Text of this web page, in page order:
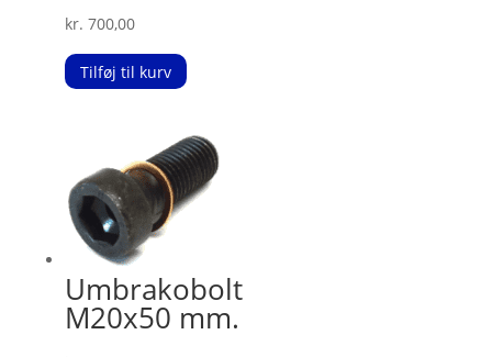
kr. 700,00
Tilføj til kurv
Umbrakobolt
M20x50 mm.